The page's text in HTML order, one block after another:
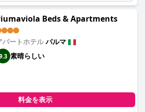
けで、子供と高齢者の両方に対応できる設
います。家族は広々としたスイートと、家
ィに関するアドバイスを提供する親切なコ
を高く評価しています。ホテルの手頃な価
、その魅力をさらに高めています。
た特徴であり、一般的に大きく、豪華で、
のとして説明されています。マットレスが
つかありますが、全体的な感情は、寝具の
験に対する満足感です。
なスタッフによる丁寧なサービスを称賛し
価格と選択肢については賛否両論あります
定的で、多くの人が食事の経験を楽しくて
す。
広さ、モダンなアメニティで賞賛されてい
ルコニーまたはテラスがあることが魅力を
色と追加のスペースを提供しています。一
題と、必要な家具の更新またはより徹底的
報告しましたが、全体として、客室は快適
しています。
Beds & Apartments
パートホテルパルマ
素晴らしい
料金を表示